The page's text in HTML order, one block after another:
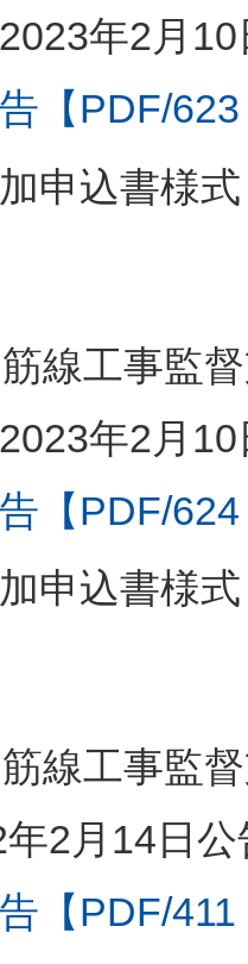
年2月
【PDF/
申込書様式
線工事監
年2月
【PDF/
申込書様式
線工事監
年2月14日
【PDF/